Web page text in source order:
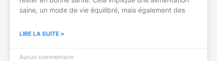
saine, un mode de vie équilibré, mais également des
LIRE LA SUITE »
Aucun commentaire